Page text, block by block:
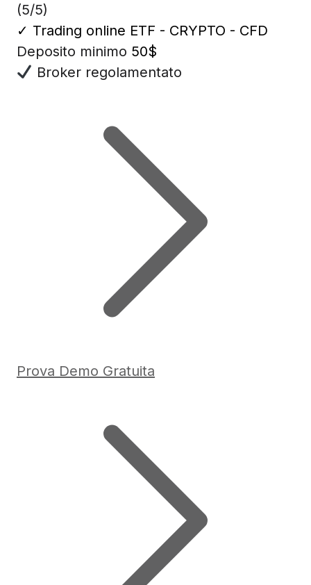
(5/5)
✓ Trading online ETF - CRYPTO - CFD
Deposito minimo 50$
Broker regolamentato
Prova Demo Gratuita